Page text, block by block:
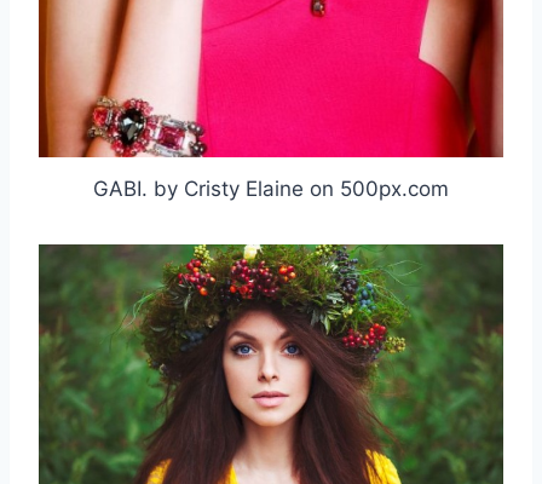
GABI. by Cristy Elaine on 500px.com